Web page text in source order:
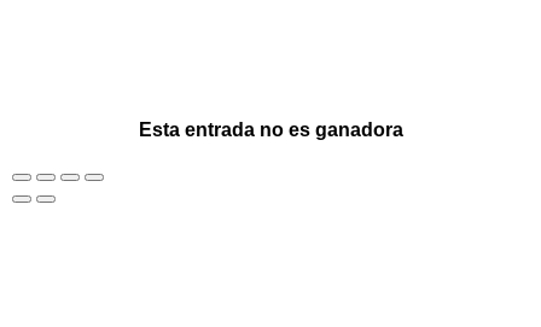
Esta entrada no es ganadora